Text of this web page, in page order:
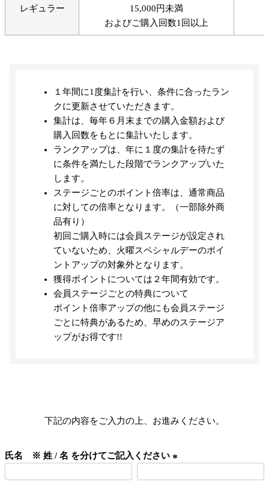
レギュラー
15,000円未満
およびご購入回数1回以上
１年間に1度集計を行い、条件に合ったラン
クに更新させていただきます。
集計は、毎年６月末までの購入金額および
購入回数をもとに集計いたします。
ランクアップは、年に１度の集計を待たず
に条件を満たした段階でランクアップいた
します。
ステージごとのポイント倍率は、通常商品
に対しての倍率となります。（一部除外商
品有り）
初回ご購入時には会員ステージが設定され
ていないため、火曜スペシャルデーのポイ
ントアップの対象外となります。
獲得ポイントについては２年間有効です。
会員ステージごとの特典について
ポイント倍率アップの他にも会員ステージ
ごとに特典があるため、早めのステージア
ップがお得です!!
下記の内容をご入力の上、お進みください。
氏名 ※ 姓 / 名 を分けてご記入ください